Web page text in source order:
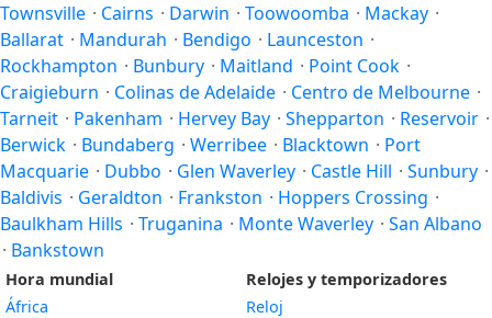
Townsville · Cairns · Darwin · Toowoomba · Mackay ·
Ballarat · Mandurah · Bendigo · Launceston ·
Rockhampton · Bunbury · Maitland · Point Cook ·
Craigieburn · Colinas de Adelaide · Centro de Melbourne ·
Tarneit · Pakenham · Hervey Bay · Shepparton · Reservoir ·
Berwick · Bundaberg · Werribee · Blacktown · Port
Macquarie · Dubbo · Glen Waverley · Castle Hill · Sunbury ·
Baldivis · Geraldton · Frankston · Hoppers Crossing ·
Baulkham Hills · Truganina · Monte Waverley · San Albano
· Bankstown
Hora mundial
África
Relojes y temporizadores
Reloj